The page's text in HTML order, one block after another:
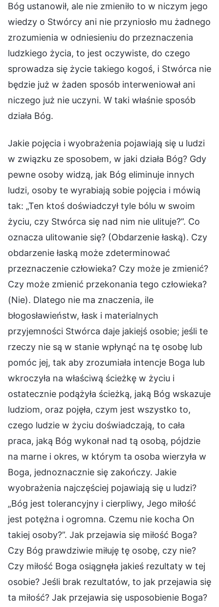
Bóg ustanowił, ale nie zmieniło to w niczym jego
wiedzy o Stwórcy ani nie przyniosło mu żadnego
zrozumienia w odniesieniu do przeznaczenia
ludzkiego życia, to jest oczywiste, do czego
sprowadza się życie takiego kogoś, i Stwórca nie
będzie już w żaden sposób interweniował ani
niczego już nie uczyni. W taki właśnie sposób
działa Bóg.
Jakie pojęcia i wyobrażenia pojawiają się u ludzi
w związku ze sposobem, w jaki działa Bóg? Gdy
pewne osoby widzą, jak Bóg eliminuje innych
ludzi, osoby te wyrabiają sobie pojęcia i mówią
tak: „Ten ktoś doświadczył tyle bólu w swoim
życiu, czy Stwórca się nad nim nie ulituje?”. Co
oznacza ulitowanie się? (Obdarzenie łaską). Czy
obdarzenie łaską może zdeterminować
przeznaczenie człowieka? Czy może je zmienić?
Czy może zmienić przekonania tego człowieka?
(Nie). Dlatego nie ma znaczenia, ile
błogosławieństw, łask i materialnych
przyjemności Stwórca daje jakiejś osobie; jeśli te
rzeczy nie są w stanie wpłynąć na tę osobę lub
pomóc jej, tak aby zrozumiała intencje Boga lub
wkroczyła na właściwą ścieżkę w życiu i
ostatecznie podążyła ścieżką, jaką Bóg wskazuje
ludziom, oraz pojęła, czym jest wszystko to,
czego ludzie w życiu doświadczają, to cała
praca, jaką Bóg wykonał nad tą osobą, pójdzie
na marne i okres, w którym ta osoba wierzyła w
Boga, jednoznacznie się zakończy. Jakie
wyobrażenia najczęściej pojawiają się u ludzi?
„Bóg jest tolerancyjny i cierpliwy, Jego miłość
jest potężna i ogromna. Czemu nie kocha On
takiej osoby?”. Jak przejawia się miłość Boga?
Czy Bóg prawdziwie miłuję tę osobę, czy nie?
Czy miłość Boga osiągnęła jakieś rezultaty w tej
osobie? Jeśli brak rezultatów, to jak przejawia się
ta miłość? Jak przejawia się usposobienie Boga?